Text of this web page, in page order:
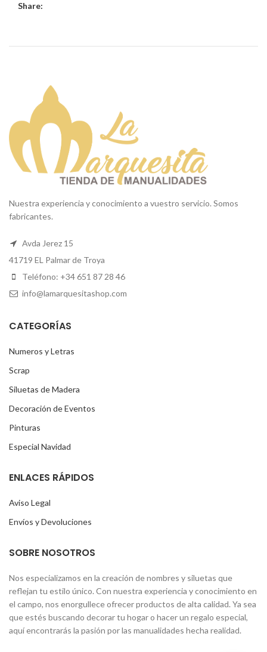
Share:
Nuestra experiencia y conocimiento a vuestro servicio. Somos
fabricantes.
Avda Jerez 15
41719 EL Palmar de Troya
Teléfono: +34 651 87 28 46
info@lamarquesitashop.com
CATEGORÍAS
Numeros y Letras
Scrap
Siluetas de Madera
Decoración de Eventos
Pinturas
Especial Navidad
ENLACES RÁPIDOS
Aviso Legal
Envíos y Devoluciones
SOBRE NOSOTROS
Nos especializamos en la creación de nombres y siluetas que
reflejan tu estilo único. Con nuestra experiencia y conocimiento en
el campo, nos enorgullece ofrecer productos de alta calidad. Ya sea
que estés buscando decorar tu hogar o hacer un regalo especial,
aquí encontrarás la pasión por las manualidades hecha realidad.